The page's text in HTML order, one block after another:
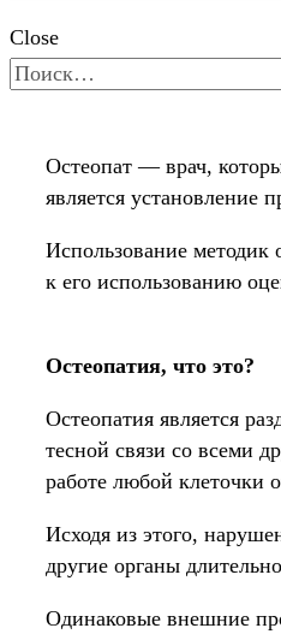
Close
Найти:
Остеопат — врач,
является установление
Использование методик
к его использованию
Остеопатия, что это?
Остеопатия является
тесной связи со всеми
работе любой клеточки
Исходя из этого,
другие органы
Одинаковые внешние